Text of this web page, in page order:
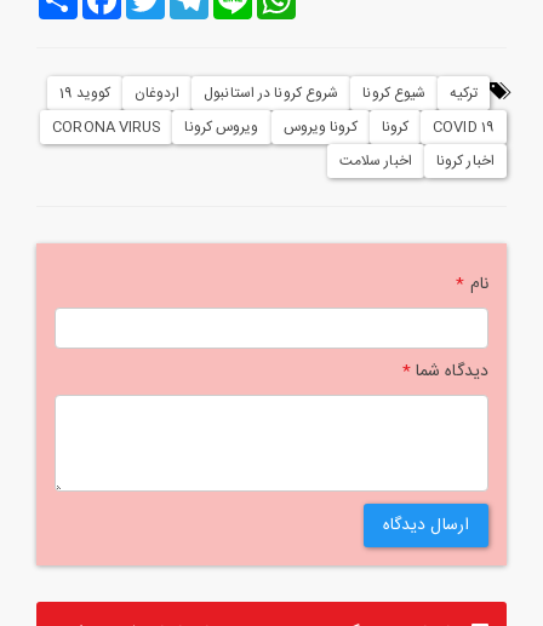
ترکیه شیوع کرونا شروع کرونا در استانبول اردوغان
کووید 19
COVID 19
کرونا کرونا ویروس ویروس کرونا
CORONA VIRUS
اخبار کرونا
اخبار سلامت
نام*
دیدگاه شما*
ارسال دیدگاه